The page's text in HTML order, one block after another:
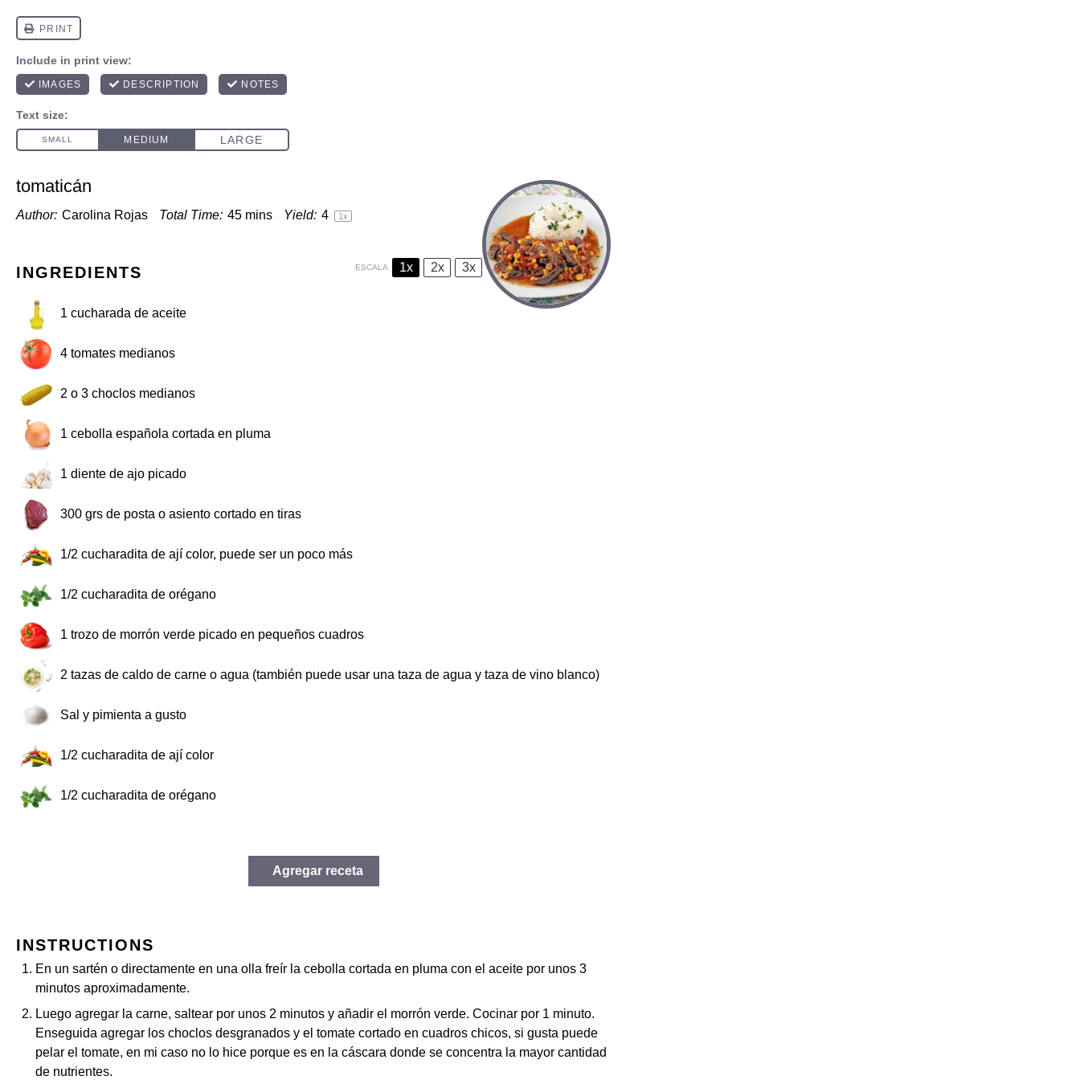
tomaticán
Author: Carolina Rojas Total Time: 45 mins Yield: 4 1x
INGREDIENTS ESCALA 1x 2x 3x
1 cucharada de aceite
4 tomates medianos
2 o 3 choclos medianos
1 cebolla española cortada en pluma
1 diente de ajo picado
300 grs de posta o asiento cortado en tiras
1/2 cucharadita de ají color, puede ser un poco más
1/2 cucharadita de orégano
1 trozo de morrón verde picado en pequeños cuadros
2 tazas de caldo de carne o agua (también puede usar una taza de agua y taza de vino blanco)
Sal y pimienta a gusto
1/2 cucharadita de ají color
1/2 cucharadita de orégano
Agregar receta
INSTRUCTIONS
En un sartén o directamente en una olla freír la cebolla cortada en pluma con el aceite por unos 3
minutos aproximadamente.
Luego agregar la carne, saltear por unos 2 minutos y añadir el morrón verde. Cocinar por 1 minuto.
Enseguida agregar los choclos desgranados y el tomate cortado en cuadros chicos, si gusta puede
pelar el tomate, en mi caso no lo hice porque es en la cáscara donde se concentra la mayor cantidad
de nutrientes.